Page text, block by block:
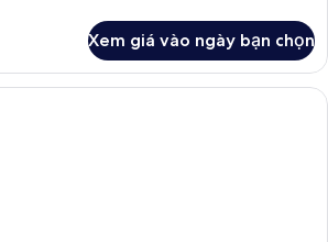
Xem giá vào ngày bạn chọn
Bộ đồ giường cao cấp, chăn bông,